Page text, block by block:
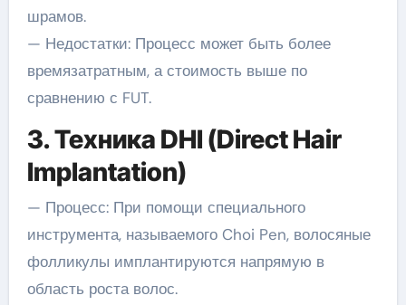
шрамов.
— Недостатки: Процесс может быть более
времязатратным, а стоимость выше по
сравнению с FUT.
3. Техника DHI (Direct Hair
Implantation)
— Процесс: При помощи специального
инструмента, называемого Choi Pen, волосяные
фолликулы имплантируются напрямую в
область роста волос.